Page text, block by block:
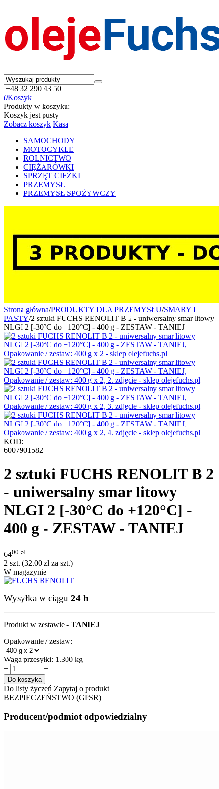
+48 32 290 43 50
0Koszyk
Produkty w koszyku:
Koszyk jest pusty
Zobacz koszyk Kasa
SAMOCHODY
MOTOCYKLE
ROLNICTWO
CIĘŻARÓWKI
SPRZĘT CIEŻKI
PRZEMYSŁ
PRZEMYSŁ SPOŻYWCZY
Strona główna/PRODUKTY DLA PRZEMYSŁU/SMARY I
PASTY/2 sztuki FUCHS RENOLIT B 2 - uniwersalny smar litowy
NLGI 2 [-30°C do +120°C] - 400 g - ZESTAW - TANIEJ
KOD:
6007901582
2 sztuki FUCHS RENOLIT B 2
- uniwersalny smar litowy
NLGI 2 [-30°C do +120°C] -
400 g - ZESTAW - TANIEJ
6400 zł
2 szt. (32.00 złza szt.)
W magazynie
Wysyłka w ciągu 24 h
Produkt w zestawie - TANIEJ
Opakowanie / zestaw:
Waga przesyłki: 1.300 kg
+
−
Do koszyka
Do listy życzeń Zapytaj o produkt
BEZPIECZEŃSTWO (GPSR)
Producent/podmiot odpowiedzialny